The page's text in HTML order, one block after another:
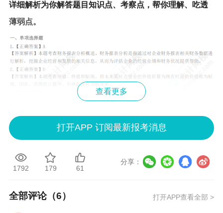
详细解析为你解答题目知识点、考察点，帮你理解、吃透
薄弱点。
为什么建议你做考前模拟卷？
查看更多
打开APP 订阅最新报考消息
1792 179 61
分享：
全部评论（6） 打开APP查看全部 >